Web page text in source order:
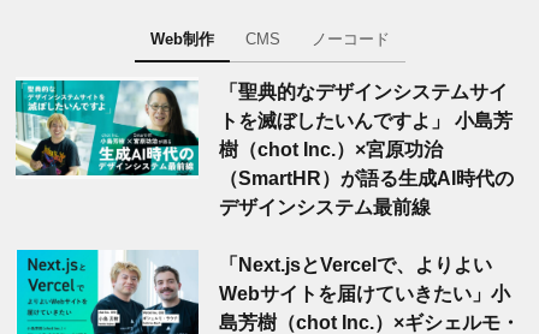
Web制作 CMS ノーコード
「聖典的なデザインシステムサイ
トを滅ぼしたいんですよ」 小島芳
樹（chot Inc.）×宮原功治
（SmartHR）が語る生成AI時代の
デザインシステム最前線
「Next.jsとVercelで、よりよい
Webサイトを届けていきたい」小
島芳樹（chot Inc.）×ギシェルモ・